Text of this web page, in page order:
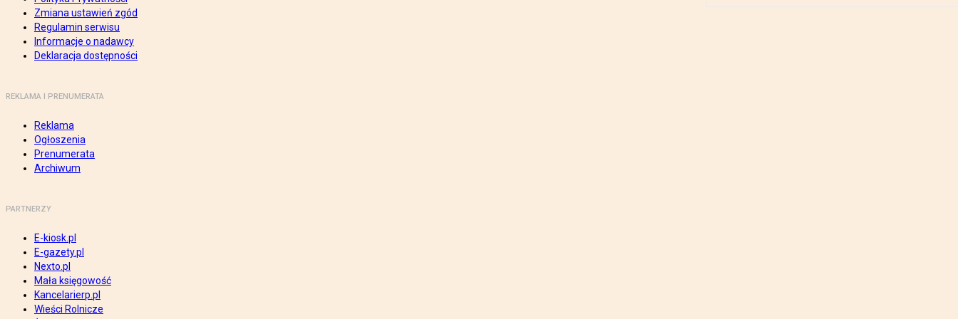
Zmiana ustawień zgód
Regulamin serwisu
Informacje o nadawcy
Deklaracja dostępności
REKLAMA I PRENUMERATA
Reklama
Ogłoszenia
Prenumerata
Archiwum
PARTNERZY
E-kiosk.pl
E-gazety.pl
Nexto.pl
Mała księgowość
Kancelarierp.pl
Wieści Rolnicze